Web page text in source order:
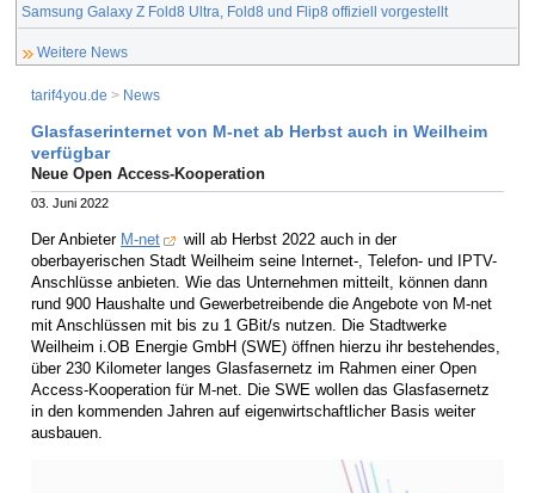
Samsung Galaxy Z Fold8 Ultra, Fold8 und Flip8 offiziell vorgestellt
Weitere News
tarif4you.de > News
Glasfaserinternet von M-net ab Herbst auch in Weilheim
verfügbar
Neue Open Access-Kooperation
03. Juni 2022
Der Anbieter M-net
will ab Herbst 2022 auch in der
oberbayerischen Stadt Weilheim seine Internet-, Telefon- und IPTV-
Anschlüsse anbieten. Wie das Unternehmen mitteilt, können dann
rund 900 Haushalte und Gewerbetreibende die Angebote von M-net
mit Anschlüssen mit bis zu 1 GBit/s nutzen. Die Stadtwerke
Weilheim i.OB Energie GmbH (SWE) öffnen hierzu ihr bestehendes,
über 230 Kilometer langes Glasfasernetz im Rahmen einer Open
Access-Kooperation für M-net. Die SWE wollen das Glasfasernetz
in den kommenden Jahren auf eigenwirtschaftlicher Basis weiter
ausbauen.